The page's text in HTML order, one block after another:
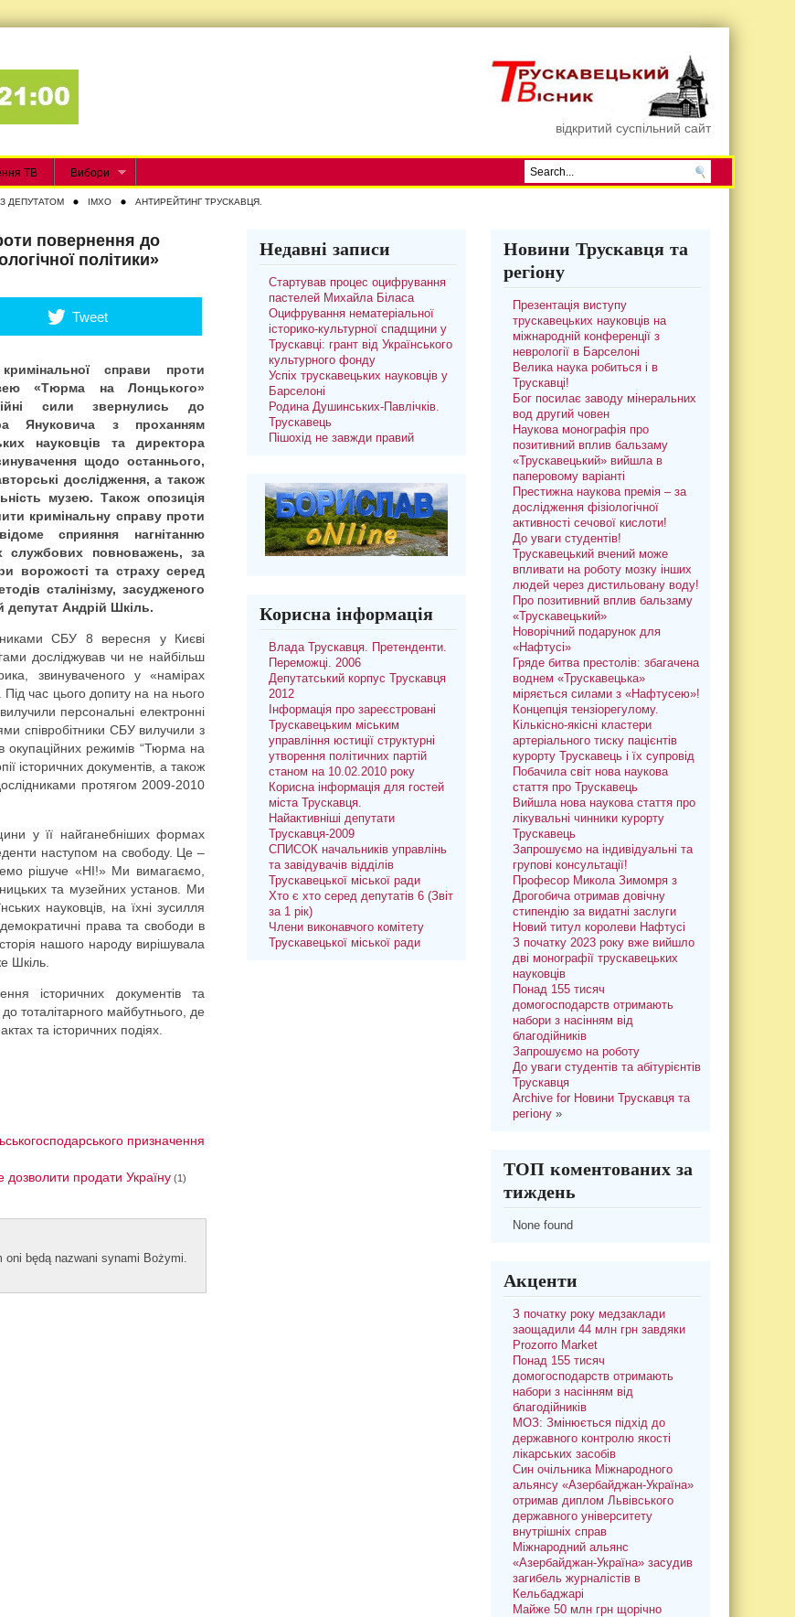
відкритий суспільний сайт
ТВ Вибори
З ДЕПУТАТОМ IMXO АНТИРЕЙТИНГ ТРУСКАВЦЯ.
повернення до
політики»
Tweet
справи проти
«Тюрма на Лонцького»
сили звернулись до
Януковича з проханням
науковців та директора
щодо останнього,
дослідження, а також
музею. Також опозиція
кримінальну справу проти
сприяння нагнітанню
службових повноважень, за
ворожості та страху серед
сталінізму, засудженого
Андрій Шкіль.
СБУ 8 вересня у Києві
досліджував чи не найбільш
звинуваченого у «намірах
час цього допиту на на нього
персональні електронні
співробітники СБУ вилучили з
окупаційних режимів “Тюрма на
історичних документів, а також
протягом 2009-2010
у її найганебніших формах
наступом на свободу. Це –
рішуче «НІ!» Ми вимагаємо,
та музейних установ. Ми
науковців, на їхні зусилля
права та свободи в
нашого народу вирішувала
Шкіль.
історичних документів та
тоталітарного майбутнього, де
та історичних подіях.
призначення
продати Україну (1)
oni będą naz­wani syn­ami Bożymi.
Недавні записи
Стартував процес оцифрування
пастелей Михайла Біласа
Оцифрування нематеріальної
історико-культурної спадщини у
Трускавці: грант від Українського
культурного фонду
Успіх трускавецьких науковців у
Барселоні
Родина Душинських-Павлічків.
Трускавець
Пішохід не завжди правий
Корисна інформація
Влада Трускавця. Претенденти.
Переможці. 2006
Депутатський корпус Трускавця
2012
Інформація про зареєстровані
Трускавецьким міським
управління юстиції структурні
утворення політичних партій
станом на 10.02.2010 року
Корисна інформація для гостей
міста Трускавця.
Найактивніші депутати
Трускавця-2009
СПИСОК начальників управлінь
та завідувачів відділів
Трускавецької міської ради
Хто є хто серед депутатів 6 (Звіт
за 1 рік)
Члени виконавчого комітету
Трускавецької міської ради
Новини Трускавця та
регіону
Презентація виступу
трускавецьких науковців на
міжнародній конференції з
неврології в Барселоні
Велика наука робиться і в
Трускавці!
Бог посилає заводу мінеральних
вод другий човен
Наукова монографія про
позитивний вплив бальзаму
«Трускавецький» вийшла в
паперовому варіанті
Престижна наукова премія – за
дослідження фізіологічної
активності сечової кислоти!
До уваги студентів!
Трускавецький вчений може
впливати на роботу мозку інших
людей через дистильовану воду!
Про позитивний вплив бальзаму
«Трускавецький»
Новорічний подарунок для
«Нафтусі»
Гряде битва престолів: збагачена
воднем «Трускавецька»
міряється силами з «Нафтусею»!
Концепція тензіорегулому.
Кількісно-якісні кластери
артеріального тиску пацієнтів
курорту Трускавець і їх супровід
Побачила світ нова наукова
стаття про Трускавець
Вийшла нова наукова стаття про
лікувальні чинники курорту
Трускавець
Запрошуємо на індивідуальні та
групові консультації!
Професор Микола Зимомря з
Дрогобича отримав довічну
стипендію за видатні заслуги
Новий титул королеви Нафтусі
З початку 2023 року вже вийшло
дві монографії трускавецьких
науковців
Понад 155 тисяч
домогосподарств отримають
набори з насінням від
благодійників
Запрошуємо на роботу
До уваги студентів та абітурієнтів
Трускавця
Archive for Новини Трускавця та
регіону»
ТОП коментованих за
тиждень
None found
Акценти
З початку року медзаклади
заощадили 44 млн грн завдяки
Prozorro Market
Понад 155 тисяч
домогосподарств отримають
набори з насінням від
благодійників
МОЗ: Змінюється підхід до
державного контролю якості
лікарських засобів
Син очільника Міжнародного
альянсу «Азербайджан-Україна»
отримав диплом Львівського
державного університету
внутрішніх справ
Міжнародний альянс
«Азербайджан-Україна» засудив
загибель журналістів в
Кельбаджарі
Майже 50 млн грн щорічно